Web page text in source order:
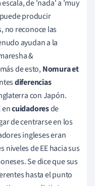
de 'nada' a 'muy
producir
no reconoce las
ayudan a la
&
de esto,Nomura et
diferencias
con Japón.
encuidadoresde
de centrarse en los
ingleses eran
niveles de EE hacia sus
Se dice que sus
hasta el punto